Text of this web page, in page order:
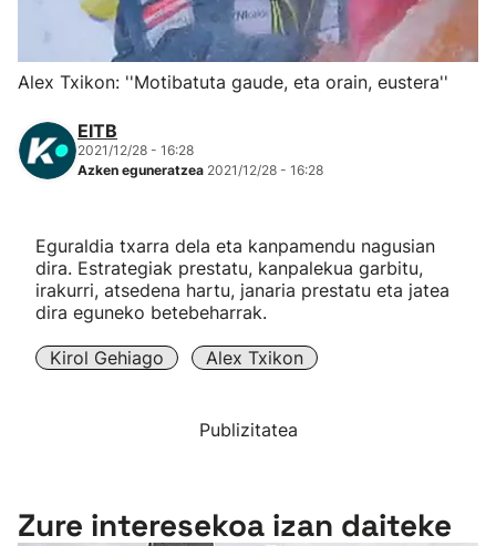
Herri-kirolak
Eskubaloia
Kirolak 360
Mendi-lasterketak
Alex Txikon: ''Motibatuta gaude, eta orain, eustera''
EITB
2021/12/28 - 16:28
Azken eguneratzea 2021/12/28 - 16:28
Eguraldia txarra dela eta kanpamendu nagusian
dira. Estrategiak prestatu, kanpalekua garbitu,
irakurri, atsedena hartu, janaria prestatu eta jatea
dira eguneko betebeharrak.
Kirol Gehiago Alex Txikon
Publizitatea
Zure interesekoa izan daiteke